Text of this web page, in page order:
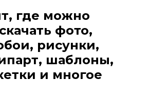
где можно
фото,
рисунки,
шаблоны,
и многое